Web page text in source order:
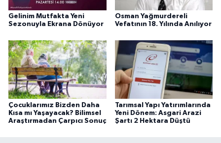
Gelinim Mutfakta Yeni
Sezonuyla Ekrana Dönüyor
Osman Yağmurdereli
Vefatının 18. Yılında Anılıyor
Çocuklarımız Bizden Daha
Kısa mı Yaşayacak? Bilimsel
Araştırmadan Çarpıcı Sonuç
Tarımsal Yapı Yatırımlarında
Yeni Dönem: Asgari Arazi
Şartı 2 Hektara Düştü